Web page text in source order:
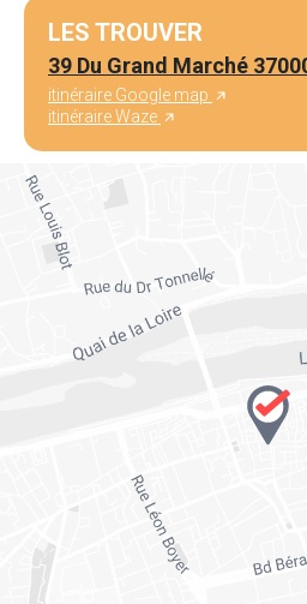
LES TROUVER
39 Du Grand Marché
itinéraire Google map
itinéraire Waze